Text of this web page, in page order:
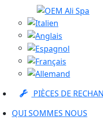
PIÈCES DE
QUI SOMMES NOUS